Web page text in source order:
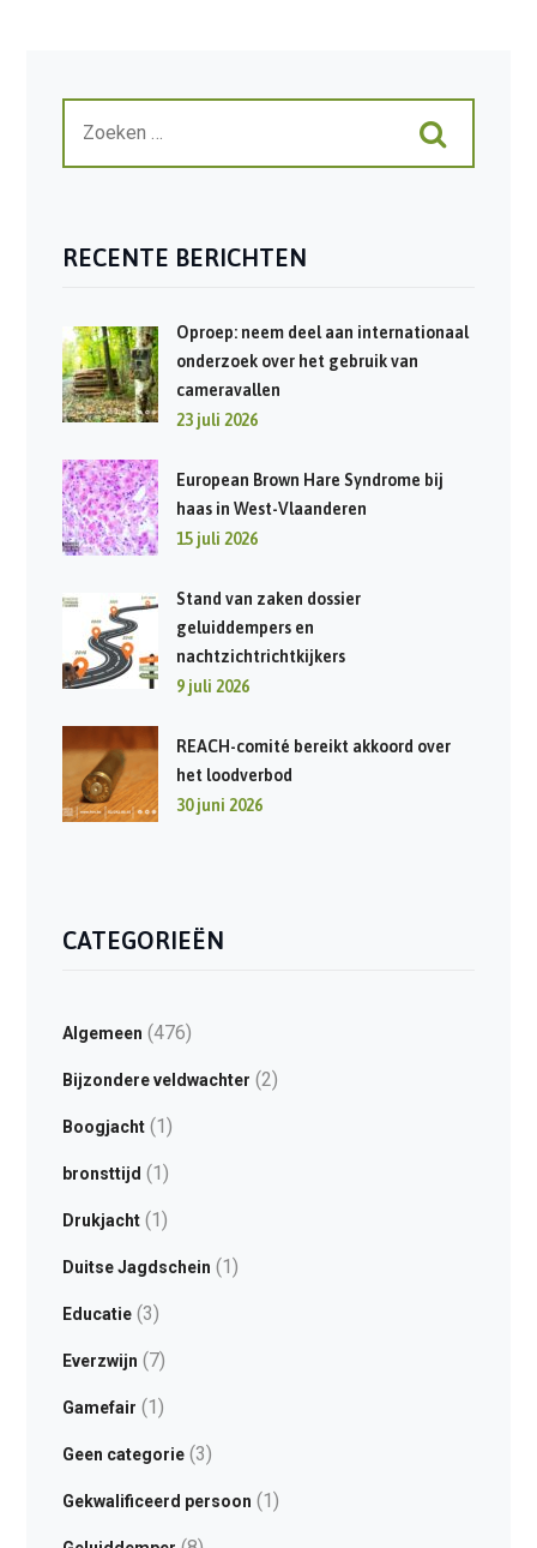
RECENTE BERICHTEN
Oproep: neem deel aan internationaal
onderzoek over het gebruik van
cameravallen
23 juli 2026
European Brown Hare Syndrome bij
haas in West-Vlaanderen
15 juli 2026
Stand van zaken dossier
geluiddempers en
nachtzichtrichtkijkers
9 juli 2026
REACH-comité bereikt akkoord over
het loodverbod
30 juni 2026
CATEGORIEËN
Algemeen (476)
Bijzondere veldwachter (2)
Boogjacht(1)
bronsttijd (1)
Drukjacht(1)
Duitse Jagdschein (1)
Educatie(3)
Everzwijn (7)
Gamefair (1)
Geen categorie(3)
Gekwalificeerd persoon (1)